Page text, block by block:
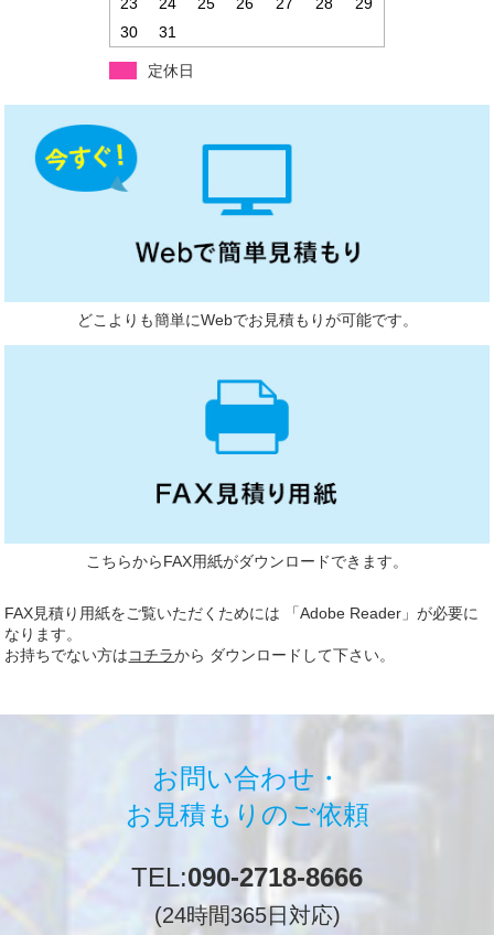
30
31
定休日
どこよりも簡単にWebでお見積もりが可能です。
こちらからFAX用紙がダウンロードできます。
FAX見積り用紙をご覧いただくためには 「Adobe Reader」が必要に
なります。
お持ちでない方はコチラから ダウンロードして下さい。
お問い合わせ・
お見積もりのご依頼
TEL:090-2718-8666
(24時間365日対応)